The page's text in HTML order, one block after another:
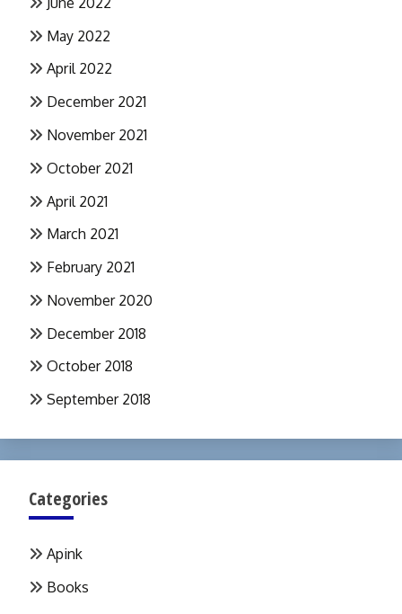
May 2022
April 2022
December 2021
November 2021
October 2021
April 2021
March 2021
February 2021
November 2020
December 2018
October 2018
September 2018
Categories
Apink
Books